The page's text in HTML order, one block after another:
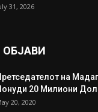
31, 2026
на
20 Милиони
20, 2020